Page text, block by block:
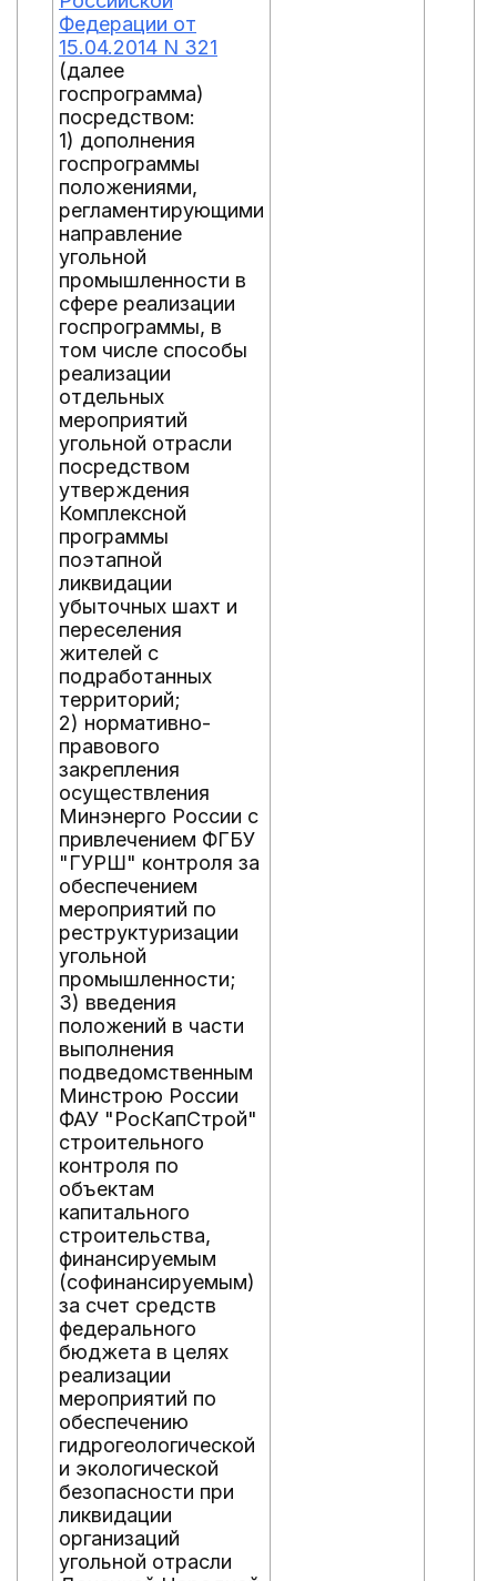
Федерации от
15.04.2014 N 321
(далее
госпрограмма)
посредством:
1) дополнения
госпрограммы
положениями,
регламентирующими
направление
угольной
промышленности в
сфере реализации
госпрограммы, в
том числе способы
реализации
отдельных
мероприятий
угольной отрасли
посредством
утверждения
Комплексной
программы
поэтапной
ликвидации
убыточных шахт и
переселения
жителей с
подработанных
территорий;
2) нормативно-
правового
закрепления
осуществления
Минэнерго России с
привлечением ФГБУ
"ГУРШ" контроля за
обеспечением
мероприятий по
реструктуризации
угольной
промышленности;
3) введения
положений в части
выполнения
подведомственным
Минстрою России
ФАУ "РосКапСтрой"
строительного
контроля по
объектам
капитального
строительства,
финансируемым
(софинансируемым)
за счет средств
федерального
бюджета в целях
реализации
мероприятий по
обеспечению
гидрогеологической
и экологической
безопасности при
ликвидации
организаций
угольной отрасли